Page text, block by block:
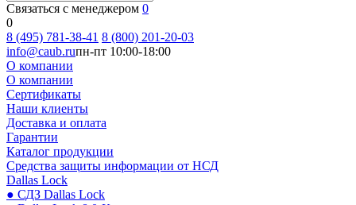
Связаться с менеджером 0
0
8 (495) 781-38-41 8 (800) 201-20-03
info@caub.ruпн-пт 10:00-18:00
О компании
О компании
Сертификаты
Наши клиенты
Доставка и оплата
Гарантии
Каталог продукции
Средства защиты информации от НСД
Dallas Lock
● СДЗ Dallas Lock